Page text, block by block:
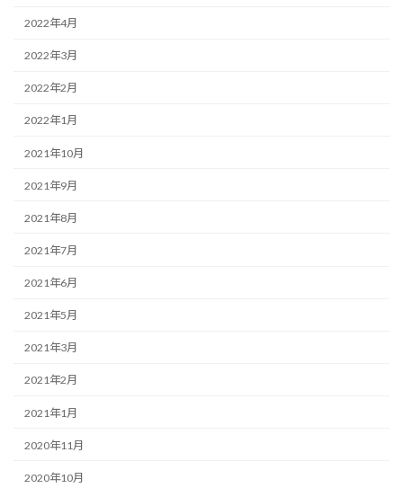
2022年4月
2022年3月
2022年2月
2022年1月
2021年10月
2021年9月
2021年8月
2021年7月
2021年6月
2021年5月
2021年3月
2021年2月
2021年1月
2020年11月
2020年10月